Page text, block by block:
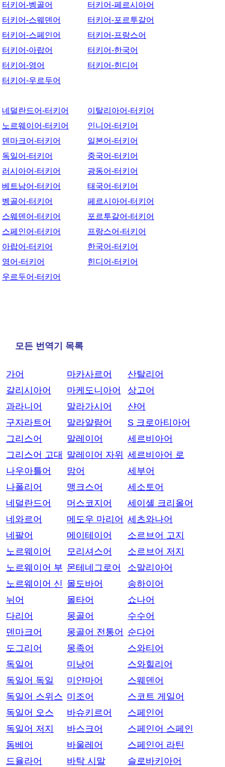
터키어-벵골어
터키어-스웨덴어
터키어-스페인어
터키어-아랍어
터키어-영어
터키어-우르두어
터키어-페르시아어
터키어-포르투갈어
터키어-프랑스어
터키어-한국어
터키어-힌디어
네덜란드어-터키어
노르웨이어-터키어
덴마크어-터키어
독일어-터키어
러시아어-터키어
베트남어-터키어
벵골어-터키어
스웨덴어-터키어
스페인어-터키어
아랍어-터키어
영어-터키어
우르두어-터키어
이탈리아어-터키어
인니어-터키어
일본어-터키어
중국어-터키어
광동어-터키어
태국어-터키어
페르시아어-터키어
포르투갈어-터키어
프랑스어-터키어
한국어-터키어
힌디어-터키어
모든 번역기 목록
가어
갈리시아어
과라니어
구자라트어
그리스어
그리스어 고대
나우아틀어
나폴리어
네덜란드어
네와르어
네팔어
노르웨이어
노르웨이어 부
노르웨이어 신
뉘어
다리어
덴마크어
도그리어
독일어
독일어 독일
독일어 스위스
독일어 오스
독일어 저지
돔베어
드율라어
마카사르어
마케도니아어
말라가시어
말라얄람어
말레이어
말레이어 자위
맘어
맹크스어
머스코지어
메도우 마리어
메이테이어
모리셔스어
몬테네그로어
몰도바어
몰타어
몽골어
몽골어 전통어
몽족어
미낭어
미얀마어
미조어
바슈키르어
바스크어
바울레어
바탁 시말
산탈리어
상고어
샨어
S 크로아티아어
세르비아어
세르비아어 로
세부어
세소토어
세이셸 크리올어
세츠와나어
소르브어 고지
소르브어 저지
소말리아어
송하이어
쇼나어
수수어
순다어
스와티어
스와힐리어
스웨덴어
스코트 게일어
스페인어
스페인어 스페인
스페인어 라틴
슬로바키아어